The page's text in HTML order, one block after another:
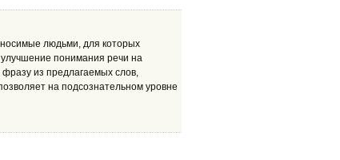
людьми, для которых
понимания речи на
из предлагаемых слов,
на подсознательном уровне